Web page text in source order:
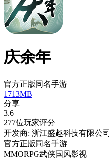
庆余年
官方正版同名手游
1713MB
分享
3.6
277位玩家评分
开发商: 浙江盛趣科技有限公司
官方正版同名手游
MMORPG武侠国风影视